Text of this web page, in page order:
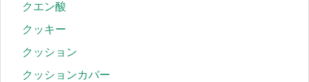
クエン酸
クッキー
クッション
クッションカバー